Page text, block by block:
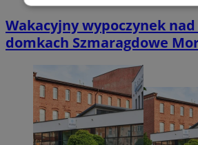
Wakacyjny wypoczynek
domkach Szmaragdowe
Niezbędne